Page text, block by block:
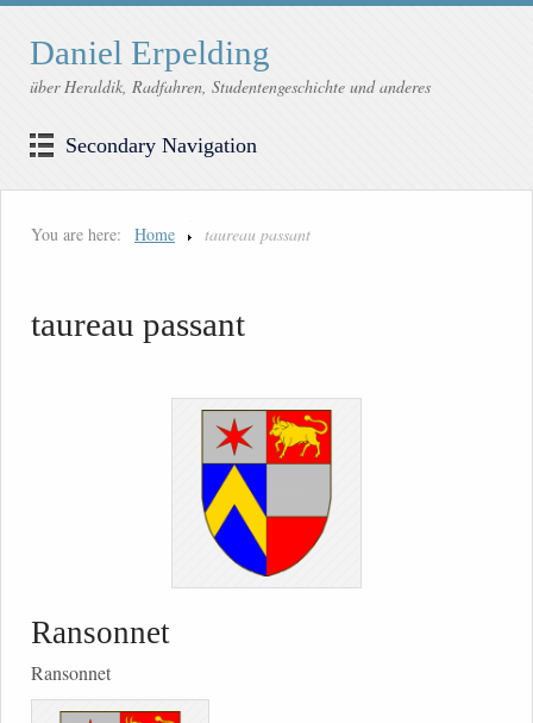
Daniel Erpelding
über Heraldik, Radfahren, Studentengeschichte und anderes
Secondary Navigation
You are here: Home taureau passant
taureau passant
Ransonnet
Ransonnet